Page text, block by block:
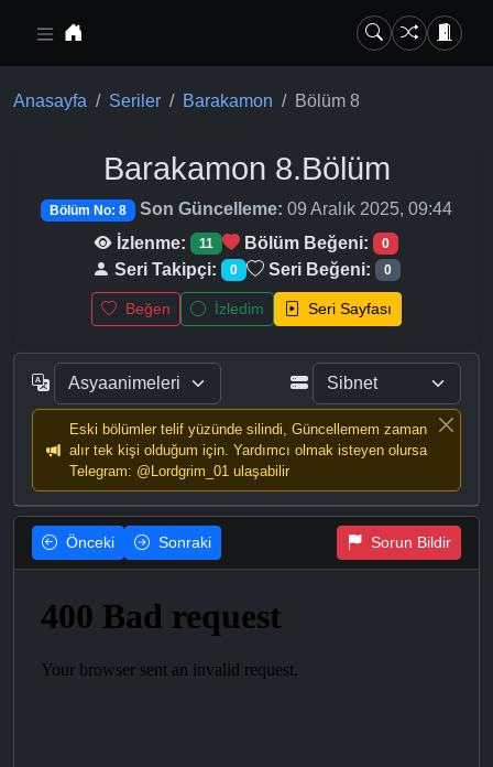
Anasayfa Seriler Barakamon Bölüm 8
Barakamon 8.Bölüm
Bölüm No: 8 Son Güncelleme: 09 Aralık 2025, 09:44
İzlenme:
11 Bölüm Beğeni: 0
Seri Takipçi: 0 Seri Beğeni: 0
Beğen İzledim Seri Sayfası
Eski bölümler telif yüzünde silindi, Güncellemem zaman
alır tek kişi olduğum için. Yardımcı olmak isteyen olursa
Telegram: @Lordgrim_01 ulaşabilir
Önceki Sonraki Sorun Bildir